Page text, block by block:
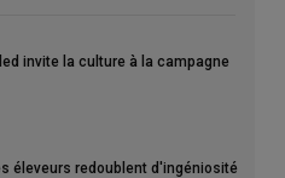
invite la culture à la campagne
éleveurs redoublent d'ingéniosité